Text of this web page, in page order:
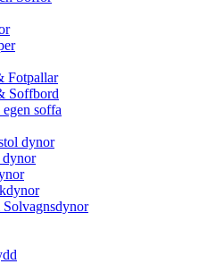
Fotpallar
Soffbord
soffa
dynor